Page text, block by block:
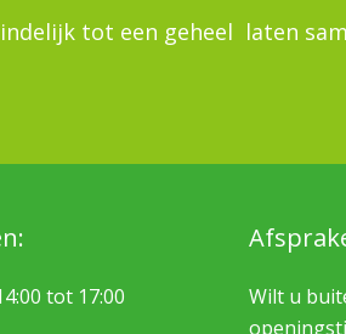
tot een geheel laten
tot 17:00
Wilt u